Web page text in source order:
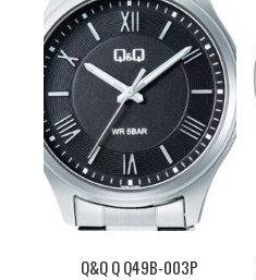
Q&Q Q Q49B-003P